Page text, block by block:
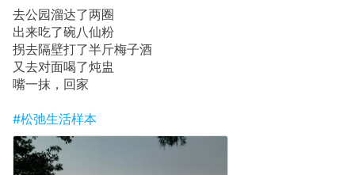
去公园溜达了两圈
出来吃了碗八仙粉
拐去隔壁打了半斤梅子酒
又去对面喝了炖盅
嘴一抹，回家
#松弛生活样本